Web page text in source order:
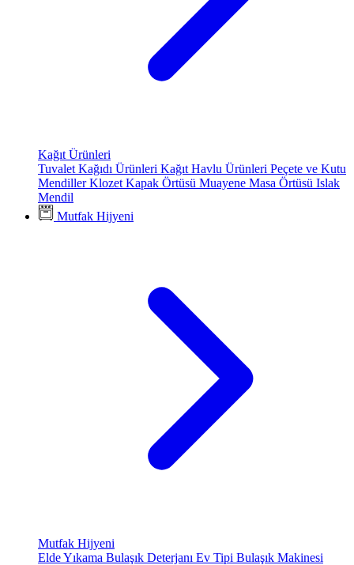
Kağıt Ürünleri
Tuvalet Kağıdı Ürünleri Kağıt Havlu Ürünleri Peçete ve Kutu
MendillerKlozet Kapak Örtüsü Muayene Masa Örtüsü Islak
Mendil
Mutfak Hijyeni
Mutfak Hijyeni
Elde Yıkama Bulaşık Deterjanı Ev Tipi Bulaşık Makinesi